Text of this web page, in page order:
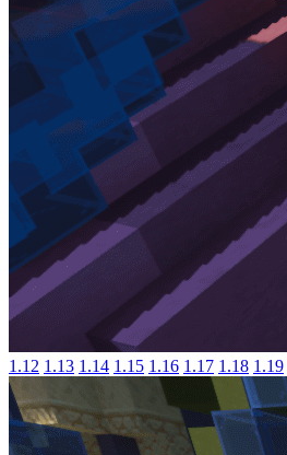
1.12 1.13 1.14 1.15 1.16 1.17 1.18 1.19